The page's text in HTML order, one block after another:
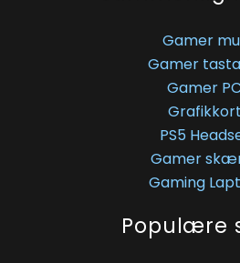
Gamer
Gamer
Gamer PC
Grafikkort
PS5
Gamer
Gaming
Populære